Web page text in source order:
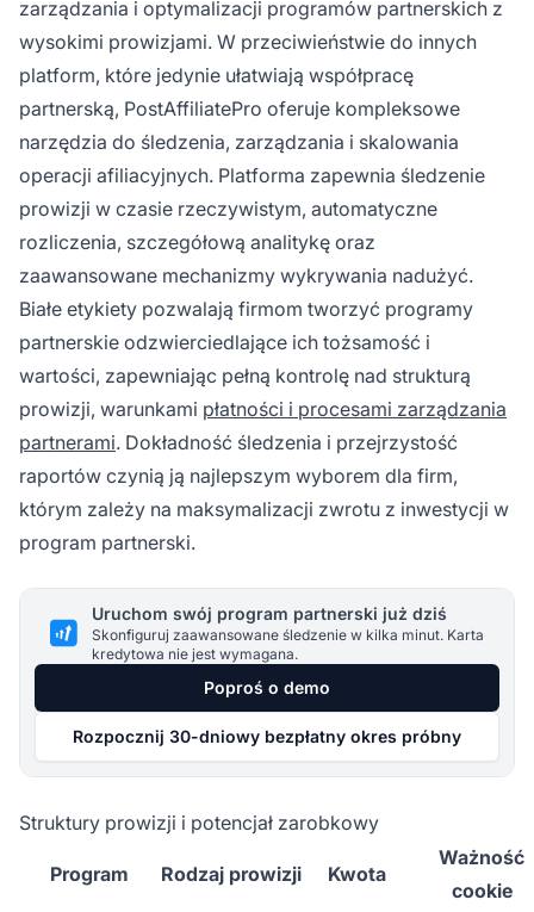
zarządzania i optymalizacji programów partnerskich z
wysokimi prowizjami. W przeciwieństwie do innych
platform, które jedynie ułatwiają współpracę
partnerską, PostAffiliatePro oferuje kompleksowe
narzędzia do śledzenia, zarządzania i skalowania
operacji afiliacyjnych. Platforma zapewnia śledzenie
prowizji w czasie rzeczywistym, automatyczne
rozliczenia, szczegółową analitykę oraz
zaawansowane mechanizmy wykrywania nadużyć.
Białe etykiety pozwalają firmom tworzyć programy
partnerskie odzwierciedlające ich tożsamość i
wartości, zapewniając pełną kontrolę nad strukturą
prowizji, warunkami płatności i procesami zarządzania
partnerami. Dokładność śledzenia i przejrzystość
raportów czynią ją najlepszym wyborem dla firm,
którym zależy na maksymalizacji zwrotu z inwestycji w
program partnerski.
Uruchom swój program partnerski już dziś
Skonfiguruj zaawansowane śledzenie w kilka minut. Karta
kredytowa nie jest wymagana.
Poproś o demo
Rozpocznij 30-dniowy bezpłatny okres próbny
Struktury prowizji i potencjał zarobkowy
Program Rodzaj prowizji Kwota
Ważność
cookie